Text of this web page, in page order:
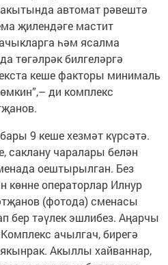
автомат рәвештә
җилендәге мастит
һәм ясалма
төгәлрәк билгеләргә
кеше факторы минималь
ди комплекс
9 кеше хезмәт күрсәтә.
саклану чаралары белән
оештырылган. Без
көнне операторлар Илнур
(фотода) сменасы
бер тәүлек эшлибез. Аңарчы
ачылгач, бирегә
Акыллы хайваннар,